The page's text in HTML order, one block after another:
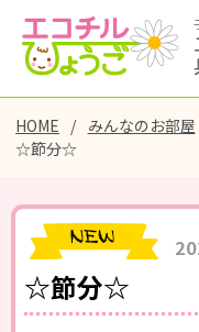
HOME みんなのお部屋
☆節分☆
☆節分☆